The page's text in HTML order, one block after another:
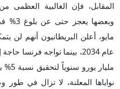
المقابل، فإن الغالبية العظمى
وبعضها
نواياها المعلنة، لا تزال في